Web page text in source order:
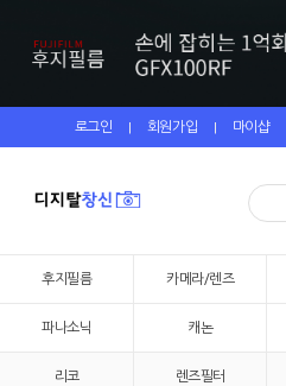
로그인 | 회원가입 | 마이샵
후지필름 카메라/렌즈
파나소닉 캐논
리코 렌즈필터